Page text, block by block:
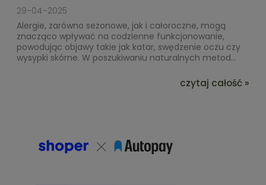
29-04-2025
Alergie, zarówno sezonowe, jak i całoroczne, mogą
znacząco wpływać na codzienne funkcjonowanie,
powodując objawy takie jak katar, swędzenie oczu czy
wysypki skórne. W poszukiwaniu naturalnych metod...
czytaj całość »